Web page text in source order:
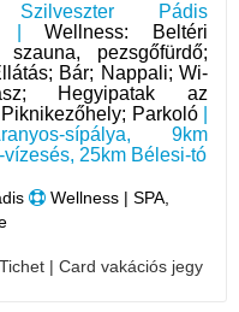
Szilveszter Pádis
|Wellness: Beltéri
szauna, pezsgőfürdő;
Bár; Nappali; Wi-
Hegyipatak az
Parkoló|
sípálya, 9km
25km Bélesi-tó
Wellness | SPA,
| Card vakációs jegy